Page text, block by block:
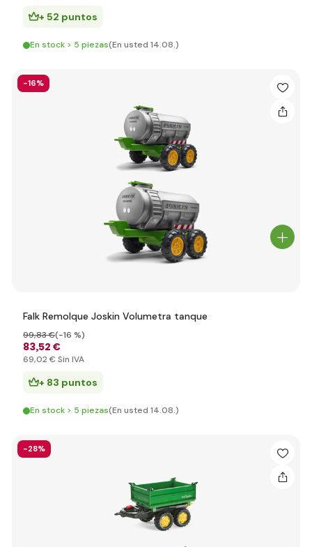
+ 52 puntos
En stock > 5 piezas(En usted 14.08.)
-16%
Falk Remolque Joskin Volumetra tanque
83,52 €
99,83 €(-16 %)
69,02 € Sin IVA
+ 83 puntos
En stock > 5 piezas(En usted 14.08.)
-28%